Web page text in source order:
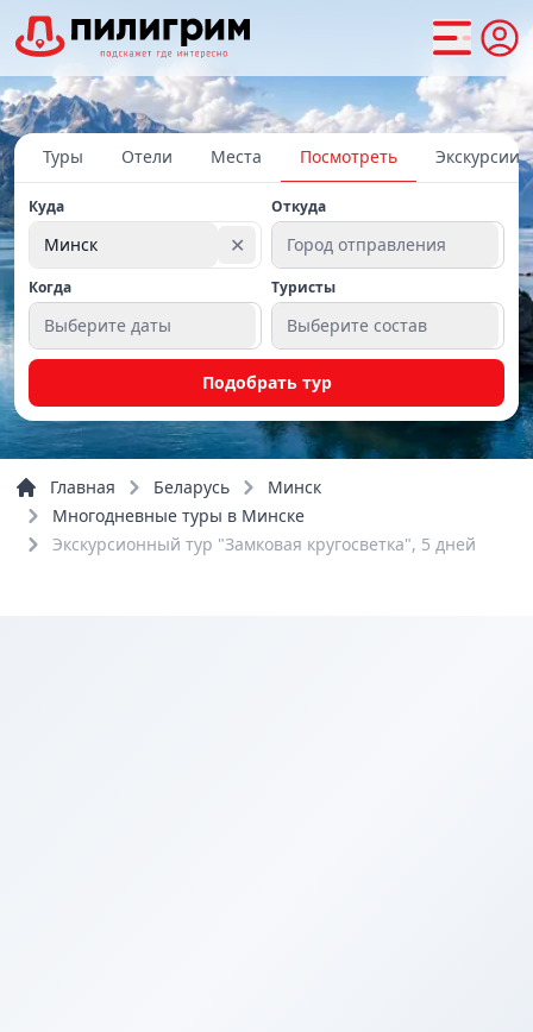
Туры Отели Места Посмотреть Экскурсии
Куда
Минск ✕
Откуда
Город отправления
Когда
Выберите даты
Туристы
Выберите состав
Подобрать тур
Главная Беларусь
Минск
Многодневные туры в Минске
Экскурсионный тур "Замковая кругосветка", 5 дней